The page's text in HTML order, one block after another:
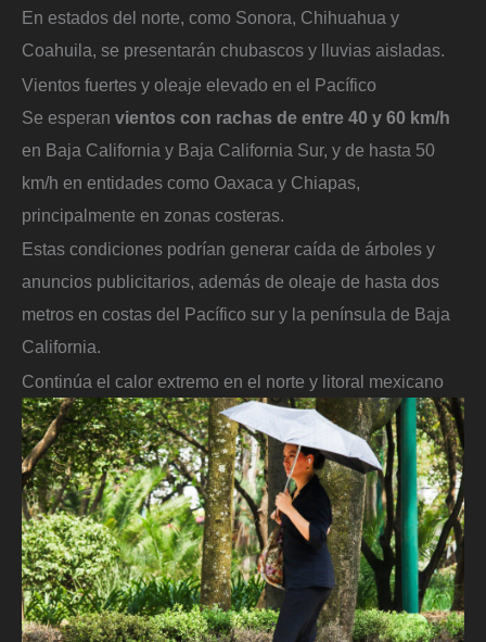
En estados del norte, como Sonora, Chihuahua y
Coahuila, se presentarán chubascos y lluvias aisladas.
Vientos fuertes y oleaje elevado en el Pacífico
Se esperan vientos con rachas de entre 40 y 60 km/h
en Baja California y Baja California Sur, y de hasta 50
km/h en entidades como Oaxaca y Chiapas,
principalmente en zonas costeras.
Estas condiciones podrían generar caída de árboles y
anuncios publicitarios, además de oleaje de hasta dos
metros en costas del Pacífico sur y la península de Baja
California.
Continúa el calor extremo en el norte y litoral mexicano